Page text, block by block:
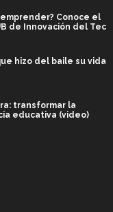
Conoce el
de Innovación del Tec
hizo del baile su vida
transformar la
educativa (video)